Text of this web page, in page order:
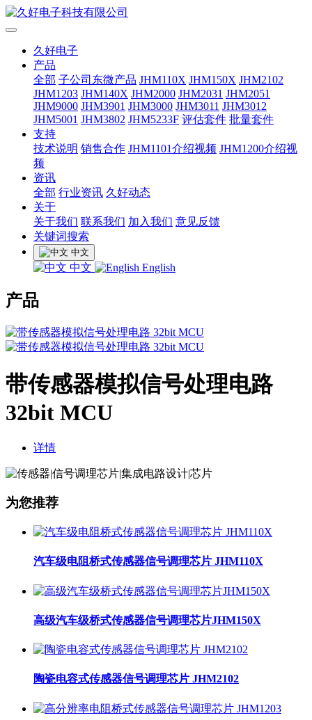
久好电子
产品
全部 子公司东微产品 JHM110X JHM150X JHM2102
JHM1203 JHM140X JHM2000 JHM2031 JHM2051
JHM9000 JHM3901 JHM3000 JHM3011 JHM3012
JHM5001 JHM3802 JHM5233F 评估套件 批量套件
支持
技术说明 销售合作 JHM1101介绍视频 JHM1200介绍视
频
资讯
全部 行业资讯 久好动态
关于
关于我们 联系我们 加入我们 意见反馈
关键词搜索
中文
中文 English
产品
带传感器模拟信号处理电路
32bit MCU
详情
为您推荐
汽车级电阻桥式传感器信号调理芯片 JHM110X
高级汽车级桥式传感器信号调理芯片JHM150X
陶瓷电容式传感器信号调理芯片 JHM2102